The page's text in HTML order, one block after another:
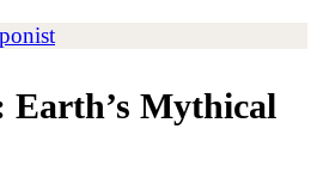
Earth’s Mythical